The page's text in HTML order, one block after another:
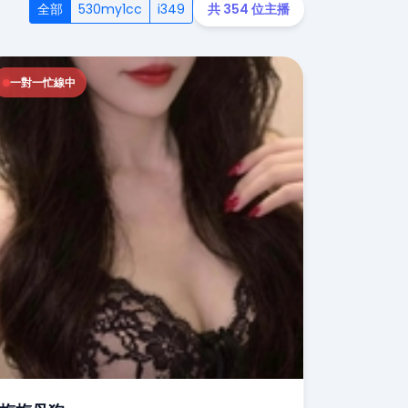
全部 530my1cc i349 共 354 位主播
一對一忙線中